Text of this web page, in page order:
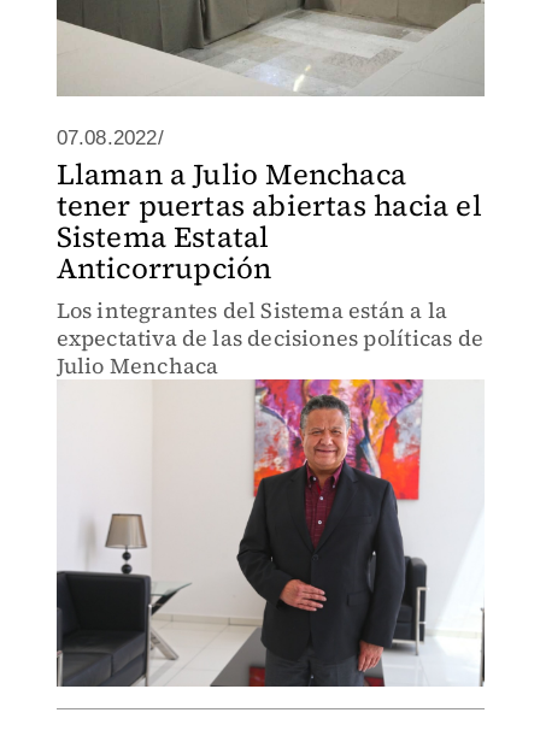
07.08.2022/
Llaman a Julio Menchaca
tener puertas abiertas hacia el
Sistema Estatal
Anticorrupción
Los integrantes del Sistema están a la
expectativa de las decisiones políticas de
Julio Menchaca